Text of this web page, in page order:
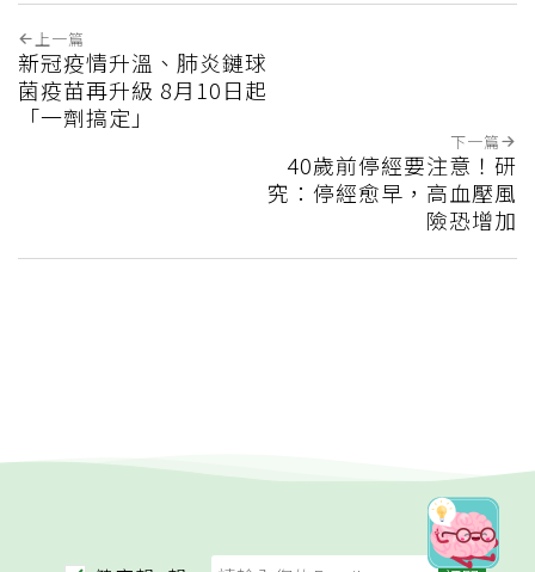
上一篇
新冠疫情升溫、肺炎鏈球
菌疫苗再升級 8月10日起
「一劑搞定」
下一篇
40歲前停經要注意！研
究：停經愈早，高血壓風
險恐增加